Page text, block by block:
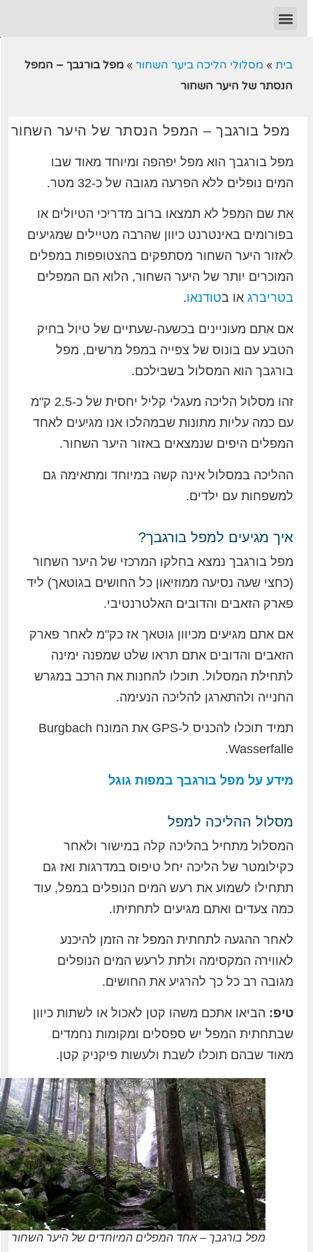
בית»מסלולי הליכה ביער השחור»מפל בורגבך – המפל
הנסתר של היער השחור
מפל בורגבך – המפל הנסתר של היער השחור
מפל בורגבך הוא מפל יפהפה ומיוחד מאוד שבו
המים נופלים ללא הפרעה מגובה של כ-32 מטר.
את שם המפל לא תמצאו ברוב מדריכי הטיולים או
בפורומים באינטרנט כיוון שהרבה מטיילים שמגיעים
לאזור היער השחור מסתפקים בהצטופפות במפלים
המוכרים יותר של היער השחור, הלוא הם המפלים
בטריברגאו בטודנאו.
אם אתם מעוניינים בכשעה-שעתיים של טיול בחיק
הטבע עם בונוס של צפייה במפל מרשים, מפל
בורגבך הוא המסלול בשבילכם.
זהו מסלול הליכה מעגלי קליל יחסית של כ-2.5 ק"מ
עם כמה עליות מתונות שבמהלכו אנו מגיעים לאחד
המפלים היפים שנמצאים באזור היער השחור.
ההליכה במסלול אינה קשה במיוחד ומתאימה גם
למשפחות עם ילדים.
איך מגיעים למפל בורגבך?
מפל בורגבך נמצא בחלקו המרכזי של היער השחור
(כחצי שעה נסיעה ממוזיאון כל החושים בגוטאך) ליד
פארק הזאבים והדובים האלטרנטיבי.
אם אתם מגיעים מכיוון גוטאך אז כק"מ לאחר פארק
הזאבים והדובים אתם תראו שלט שמפנה ימינה
לתחילת המסלול. תוכלו להחנות את הרכב במגרש
החנייה ולהתארגן להליכה הנעימה.
תמיד תוכלו להכניס ל-GPS את המונח Burgbach
Wasserfalle.
מידע על מפל בורגבך במפות גוגל
מסלול ההליכה למפל
המסלול מתחיל בהליכה קלה במישור ולאחר
כקילומטר של הליכה יחל טיפוס במדרגות ואז גם
תתחילו לשמוע את רעש המים הנופלים במפל, עוד
כמה צעדים ואתם מגיעים לתחתיתו.
לאחר ההגעה לתחתית המפל זה הזמן להיכנע
לאווירה המקסימה ולתת לרעש המים הנופלים
מגובה רב כל כך להרגיע את החושים.
טיפ:הביאו אתכם משהו קטן לאכול או לשתות כיוון
שבתחתית המפל יש ספסלים ומקומות נחמדים
מאוד שבהם תוכלו לשבת ולעשות פיקניק קטן.
מפל בורגבך – אחד המפלים המיוחדים של היער השחור